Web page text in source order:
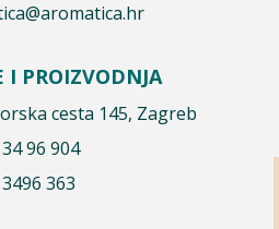
I PROIZVODNJA
cesta 145, Zagreb
96 904
363